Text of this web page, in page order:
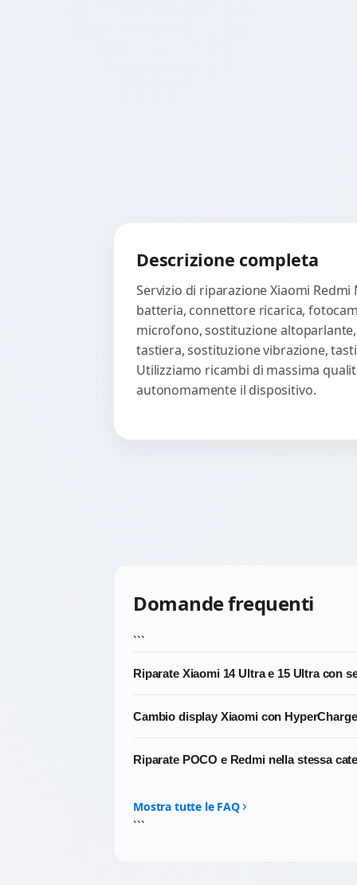
Descrizione completa
Servizio di riparazione Xiaomi
batteria, connettore ricarica,
microfono, sostituzione
tastiera, sostituzione vibrazione,
Utilizziamo ricambi di massima
autonomamente il dispositivo.
Domande frequenti
```
Riparate Xiaomi 14 Ultra e 15 Ultra con
complessi: in caso di danno a una delle
Cambio display Xiaomi con
Riparate POCO e Redmi nella stessa
sito.
Mostra tutte le FAQ
```